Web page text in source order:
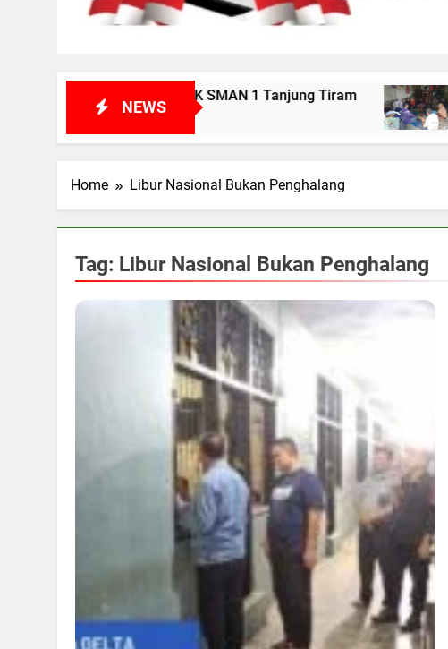
NEWS
MPK SMAN 1 Tanjung Tiram Kunjungi Korban
6 Hari Ago
Home Libur Nasional Bukan Penghalang
Tag: Libur Nasional Bukan Penghalang